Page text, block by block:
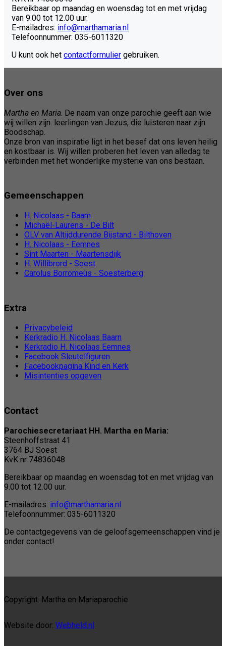
Bereikbaar op maandag en woensdag tot en met vrijdag
van 9.00 tot 12.00 uur.
E-mailadres: info@marthamaria.nl
Telefoonnummer: 035-6011320
U kunt ook het contactformulier gebruiken.
Over ons
Martha en Maria . De naam van onze parochie geeft aan wie
wij willen zijn: leerlingen van Jezus, die luisteren naar zijn
Boodschap.
Onze bron van inspiratie ligt in het besef dat ons leven heilig
en kostbaar is. Wij willen proberen het leven van alledag te
verbinden met het wonderlijke mysterie van ons bestaan.
Gemeenschappen
H. Nicolaas - Baarn
Michaël-Laurens - De Bilt
OLV van Altijddurende Bijstand - Bilthoven
H. Nicolaas - Eemnes
Sint Maarten - Maartensdijk
H. Willibrord - Soest
Carolus Borromeüs - Soesterberg
Extra
Privacybeleid
Kerkradio H. Nicolaas Baarn
Kerkradio H. Nicolaas Eemnes
Facebook Sleutelfiguren
Facebookpagina Kind en Kerk
Misintenties opgeven
Contact
Parochiesecretariaat HH. Martha en Maria:
Steenhoffstraat 41
3764 BJ Soest
KvK nr 74836048
Bereikbaar op maandag en woensdag tot en met vrijdag van
9.00 tot 12.00 uur.
E-mailadres: info@marthamaria.nl
Telefoonnummer: 035-6011320
De contactgegevens van de geloofsgemeenschappen vind je
onder contact!
Copyright: Martha en Mariaparochie
Website door: Webheld.nl